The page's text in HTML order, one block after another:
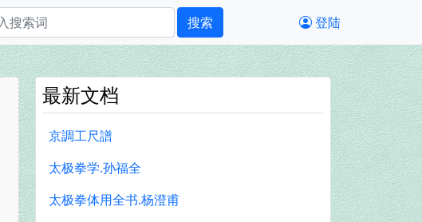
搜索 登陆
最新文档
京調工尺譜
太极拳学.孙福全
太极拳体用全书.杨澄甫